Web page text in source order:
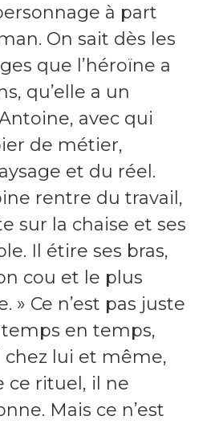
à part
On sait dès les
que l’héroïne a
qu’elle a un
avec qui
de métier,
et du réel.
rentre du travail,
sur la chaise et ses
Il étire ses bras,
cou et le plus
» Ce n’est pas juste
en temps,
chez lui et même,
ce rituel, il ne
Mais ce n’est